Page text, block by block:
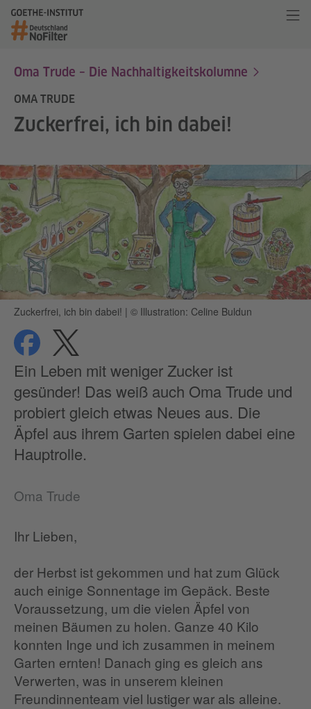
Oma Trude – Die Nachhaltigkeitskolumne
OMA TRUDE
Zuckerfrei, ich bin dabei!
Zuckerfrei, ich bin dabei! | © Illustration: Celine Buldun
teilen teilen
Ein Leben mit weniger Zucker ist
gesünder! Das weiß auch Oma Trude und
probiert gleich etwas Neues aus. Die
Äpfel aus ihrem Garten spielen dabei eine
Hauptrolle.
Oma Trude
Ihr Lieben,
der Herbst ist gekommen und hat zum Glück
auch einige Sonnentage im Gepäck. Beste
Voraussetzung, um die vielen Äpfel von
meinen Bäumen zu holen. Ganze 40 Kilo
konnten Inge und ich zusammen in meinem
Garten ernten! Danach ging es gleich ans
Verwerten, was in unserem kleinen
Freundinnenteam viel lustiger war als alleine.